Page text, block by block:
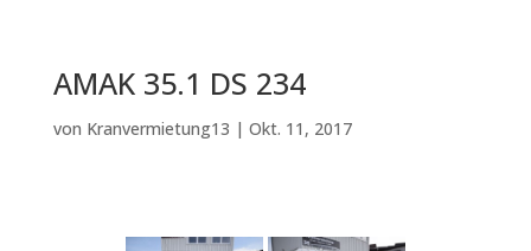
AMAK 35.1 DS 234
von Kranvermietung13 | Okt. 11, 2017